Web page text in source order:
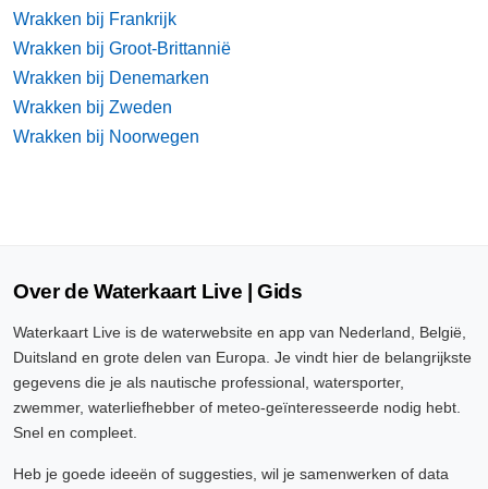
Wrakken bij Frankrijk
Wrakken bij Groot-Brittannië
Wrakken bij Denemarken
Wrakken bij Zweden
Wrakken bij Noorwegen
Over de Waterkaart Live | Gids
Waterkaart Live is de waterwebsite en app van Nederland, België,
Duitsland en grote delen van Europa. Je vindt hier de belangrijkste
gegevens die je als nautische professional, watersporter,
zwemmer, waterliefhebber of meteo-geïnteresseerde nodig hebt.
Snel en compleet.
Heb je goede ideeën of suggesties, wil je samenwerken of data